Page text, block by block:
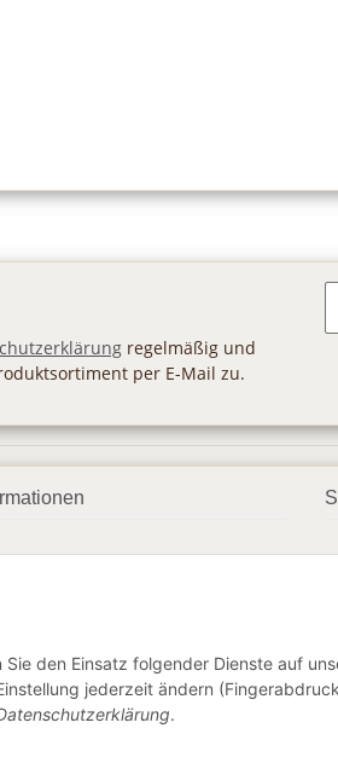
regelmäßig und
per E-Mail zu.
den Einsatz folgender Dienste auf
jederzeit ändern
.